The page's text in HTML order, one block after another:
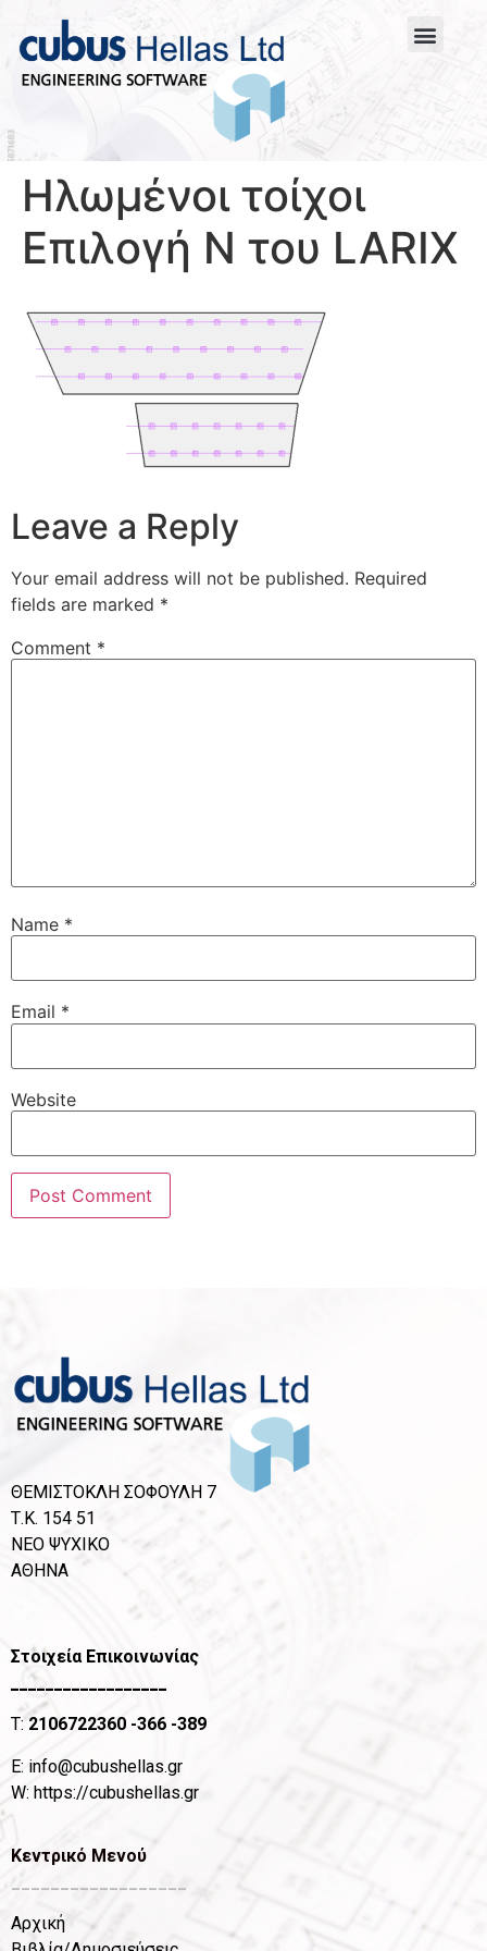
Ηλωμένοι τοίχοι
Επιλογή N του LARIX
Leave a Reply
Your email address will not be published. Required
fields are marked *
Comment *
Name *
Email *
Website
ΘΕΜΙΣΤΟΚΛΗ ΣΟΦΟΥΛΗ 7
Τ.Κ. 154 51
ΝΕΟ ΨΥΧΙΚΟ
ΑΘΗΝΑ
Στοιχεία Επικοινωνίας
__________________
T:2106722360 -366 -389
Ε: info@cubushellas.gr
W: https://cubushellas.gr
Κεντρικό Μενού
Αρχική